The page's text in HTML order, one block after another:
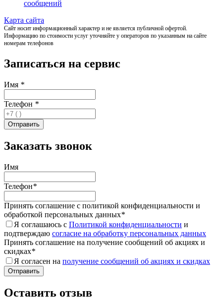
сообщений
Карта сайта
Сайт носит информационный характер и не является публичной офертой.
Информацию по стоимости услуг уточняйте у операторов по указанным на сайте
номерам телефонов
Записаться на сервис
Имя *
Телефон *
Заказать звонок
Имя
Телефон*
Принять соглашение с политикой конфиденциальности и
обработкой персональных данных*
Я соглашаюсь с Политикой конфиденциальности и
подтверждаю согласие на обработку персональных данных
Принять соглашение на получение сообщений об акциях и
скидках*
Я согласен на получение сообщений об акциях и скидках
Оставить отзыв